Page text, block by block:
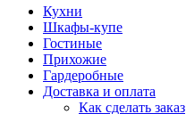
Кухни
Шкафы-купе
Гостиные
Прихожие
Гардеробные
Доставка и оплата
Как сделать заказ